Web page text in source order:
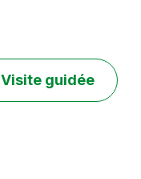
Visite guidée